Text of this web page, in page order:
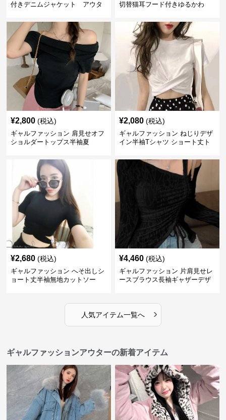
付きデニムジャケット アウタ
切替猫耳フード付きゆるかわ
¥2,800 (税込)
ギャルファッション 肩見せオフ
ショルダートップス半袖夏
¥2,080 (税込)
ギャルファッション ねじりデザ
イン半袖Tシャツ ショート丈ト
¥2,680 (税込)
ギャルファッション へそ出しシ
ョート丈半袖無地カットソー
¥4,460 (税込)
ギャルファッション 片肩見せレ
ースブラウス長袖ギャザーデザ
人気アイテム一覧へ ›
ギャルファッションアウターの新着アイテム